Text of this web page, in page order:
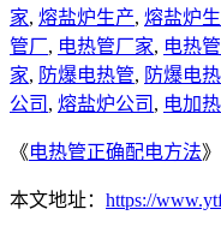
家, 熔盐炉生产, 熔盐炉
管厂, 电热管厂家, 电热
家, 防爆电热管, 防爆电
公司 , 熔盐炉公司 , 电加
《电热管正确配电方法
本文地址： https://